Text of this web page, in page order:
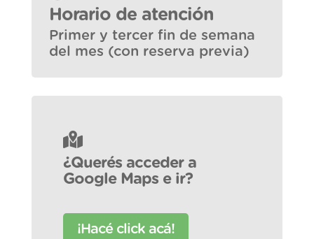
Horario de atención
Primer y tercer fin de semana
del mes (con reserva previa)
¿Querés acceder a
Google Maps e ir?
¡Hacé click acá!